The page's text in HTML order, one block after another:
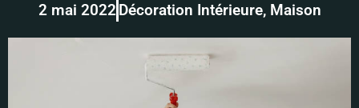
2 mai 2022Décoration Intérieure, Maison